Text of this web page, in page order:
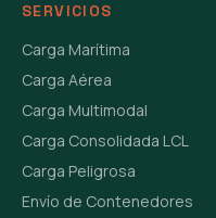
SERVICIOS
Carga Marítima
Carga Aérea
Carga Multimodal
Carga Consolidada LCL
Carga Peligrosa
Envío de Contenedores